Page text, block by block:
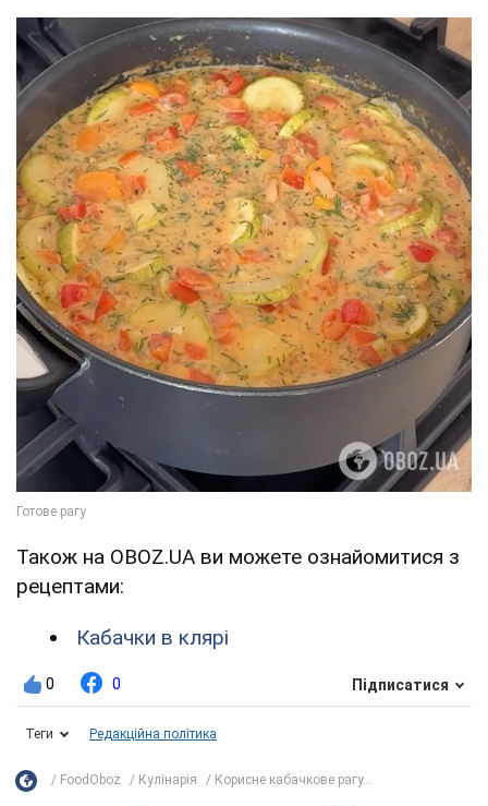
Також на OBOZ.UA ви можете ознайомитися з
рецептами:
Кабачки в клярі
0 0 Підписатися
Теги Редакційна політика
FoodOboz Кулінарія Корисне кабачкове рагу...